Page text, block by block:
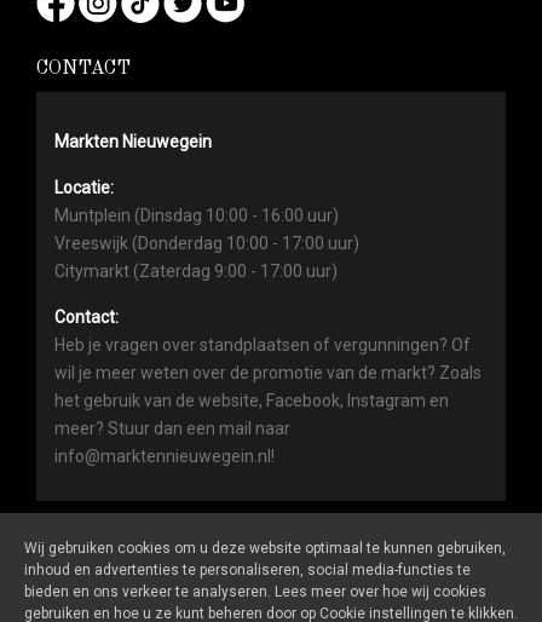
CONTACT
Markten Nieuwegein
Locatie:
Muntplein (Dinsdag 10:00 - 16:00 uur)
Vreeswijk (Donderdag 10:00 - 17:00 uur)
Citymarkt (Zaterdag 9:00 - 17:00 uur)
Contact:
Heb je vragen over standplaatsen of vergunningen? Of
wil je meer weten over de promotie van de markt? Zoals
het gebruik van de website, Facebook, Instagram en
meer? Stuur dan een mail naar
info@marktennieuwegein.nl!
Marktennieuwegein.nlis een website van De Markt Online
Wij gebruiken cookies om u deze website optimaal te kunnen gebruiken,
inhoud en advertenties te personaliseren, social media-functies te
bieden en ons verkeer te analyseren. Lees meer over hoe wij cookies
gebruiken en hoe u ze kunt beheren door op Cookie instellingen te klikken.